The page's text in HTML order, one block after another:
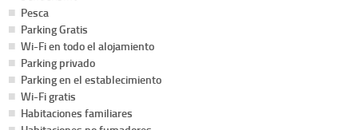
Pesca
Parking Gratis
Wi-Fi en todo el alojamiento
Parking privado
Parking en el establecimiento
Wi-Fi gratis
Habitaciones familiares